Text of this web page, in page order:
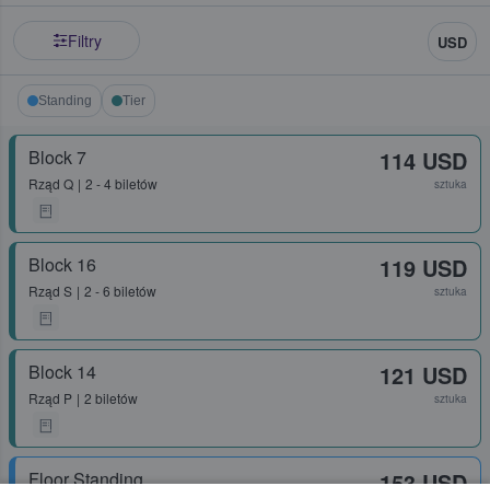
Filtry USD
Standing Tier
Block 7
Rząd Q 2 - 4 biletów
114 USD
sztuka
Block 16
Rząd S 2 - 6 biletów
119 USD
sztuka
Block 14
Rząd P 2 biletów
121 USD
sztuka
Floor Standing